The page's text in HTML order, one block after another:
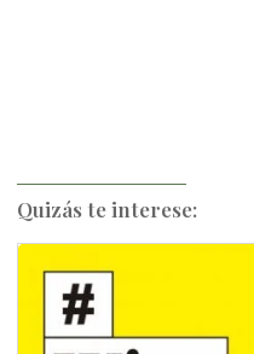
Quizás te interese: